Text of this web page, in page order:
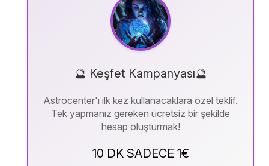
🔮 Keşfet Kampanyası🔮
Astrocenter'ı ilk kez kullanacaklara özel teklif.
Tek yapmanız gereken ücretsiz bir şekilde
hesap oluşturmak!
10 DK SADECE 1€